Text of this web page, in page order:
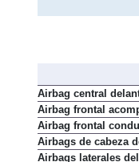
Airbag central
Airbag frontal
Airbag frontal
Airbags de cabeza
Airbags laterales